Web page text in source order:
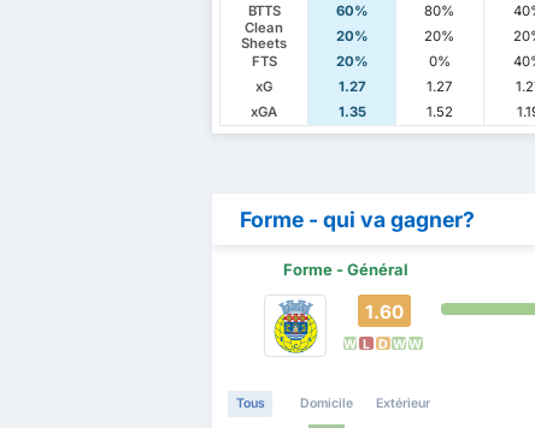
BTTS
60% 80%
Clean
Sheets
20% 20%
FTS
20% 0%
xG
1.27 1.27
xGA
1.35 1.52
Forme - qui va gagner?
Forme - Général
1.60
W L D W W
Tous Domicile Extérieur